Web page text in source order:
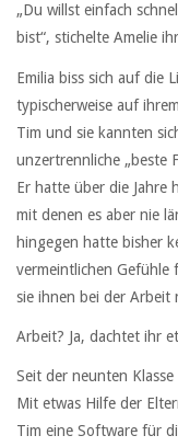
„Du willst einfach
bist“, stichelte Amelie
Emilia biss sich auf die
typischerweise auf
Tim und sie kannten
unzertrennliche „beste
Er hatte über die Jahre
mit denen es aber nie
hingegen hatte bisher
vermeintlichen Gefühle
sie ihnen bei der Arbeit
Arbeit? Ja, dachtet ihr
Seit der neunten
Mit etwas Hilfe der
Tim eine Software für